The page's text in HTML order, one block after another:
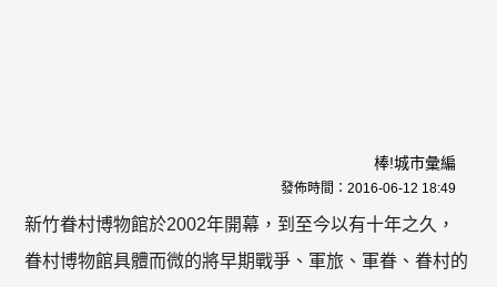
棒!城市彙編
發佈時間： 2016-06-12 18:49
新竹眷村博物館於2002年開幕，到至今以有十年之久，
眷村博物館具體而微的將早期戰爭、軍旅、軍眷、眷村的